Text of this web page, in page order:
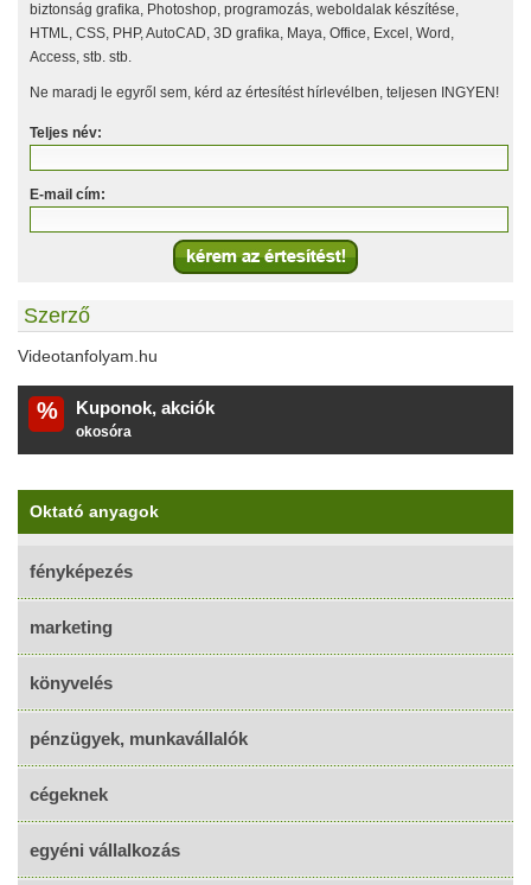
biztonság grafika, Photoshop, programozás, weboldalak készítése,
HTML, CSS, PHP, AutoCAD, 3D grafika, Maya, Office, Excel, Word,
Access, stb. stb.
Ne maradj le egyről sem, kérd az értesítést hírlevélben, teljesen INGYEN!
Teljes név:
E-mail cím:
Szerző
Videotanfolyam.hu
% Kuponok, akciók
okosóra
Oktató anyagok
fényképezés
marketing
könyvelés
pénzügyek, munkavállalók
cégeknek
egyéni vállalkozás